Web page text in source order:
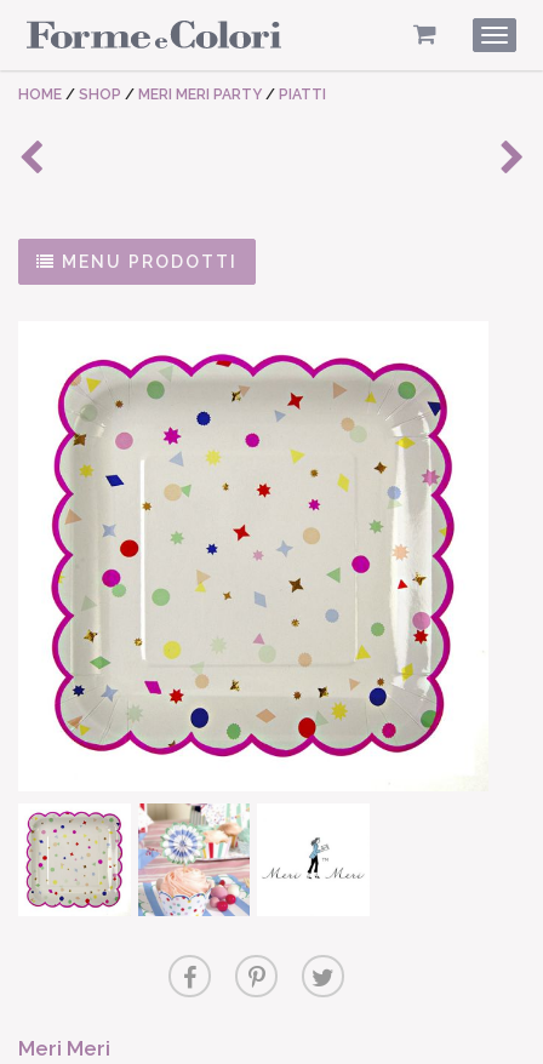
HOME / SHOP / MERI MERI PARTY / PIATTI
MENU PRODOTTI
Meri Meri